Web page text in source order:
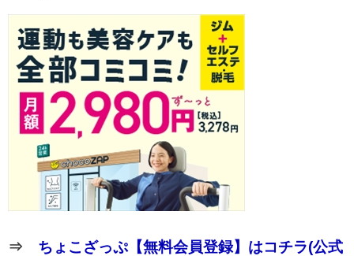
⇒ ちょこざっぷ【無料会員登録】はコチラ(公式